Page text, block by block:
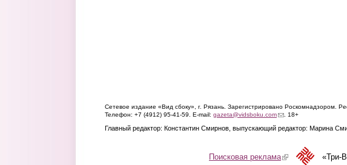
Сетевое издание «Вид сбоку», г. Рязань. Зарегистрировано Роскомнадзором.
Телефон: +7 (4912) 95-41-59. E-mail: gazeta@vidsboku.com(link sends e-mail)
. 18+
Главный редактор: Константин Смирнов, выпускающий редактор: Марина
Поисковая реклама(link is external)
«Три-